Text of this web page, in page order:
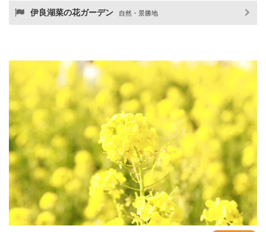
伊良湖菜の花ガーデン 自然・景勝地